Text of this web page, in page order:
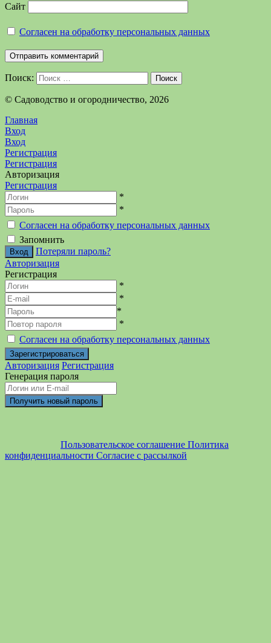
Сайт
Согласен на обработку персональных данных
Поиск: Поиск
©️ Садоводство и огородничество, 2026
Главная
Вход
Вход
Регистрация
Регистрация
Авторизация
Регистрация
*
*
Согласен на обработку персональных данных
Запомнить
Потеряли пароль?
Авторизация
Регистрация
*
*
*
*
Согласен на обработку персональных данных
Авторизация Регистрация
Генерация пароля
Пользовательское соглашение Политика
конфиденциальности Согласие с рассылкой